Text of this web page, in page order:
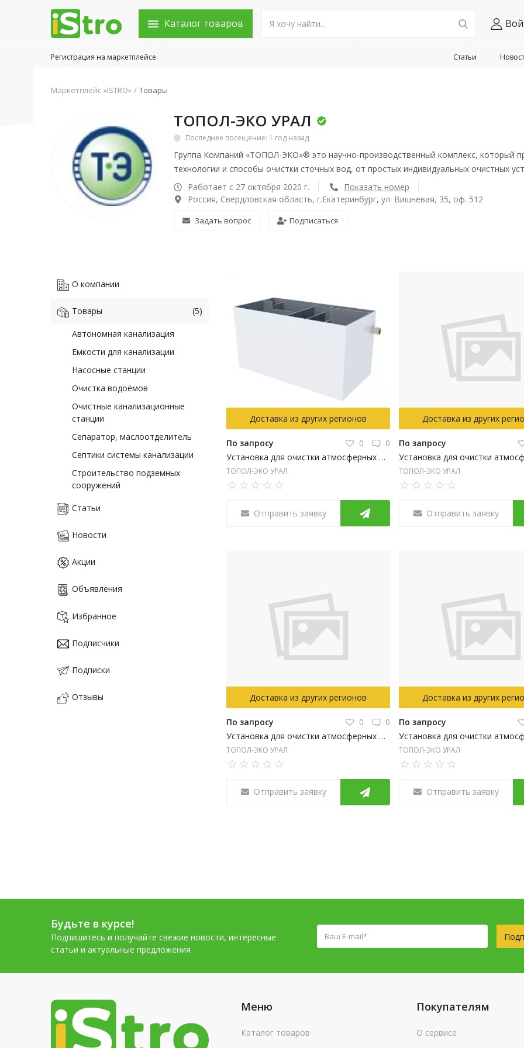
Каталог товаров
Статьи
Регистрация на маркетплейсе
Маркетплейс «ISTRO» Товары
ТОПОЛ-ЭКО УРАЛ
Последнее посещение: 1 год назад
Группа Компаний «ТОПОЛ-ЭКО»® это научно-производственный комплекс, который
технологии и способы очистки сточных вод, от простых индивидуальных очистных
Работает с 27 октября 2020 г.
Показать номер
Россия, Свердловская область, г.Екатеринбург, ул. Вишневая, 35, оф. 512
Задать вопрос Подписаться
О компании
Товары (5)
Автономная канализация
Емкости для канализации
Насосные станции
Очистка водоёмов
Очистные канализационные
станции
Сепаратор, маслоотделитель
Септики системы канализации
Строительство подземных
сооружений
Статьи
Новости
Акции
Объявления
Избранное
Подписчики
Подписки
Отзывы
Доставка из других регионов
По запросу 0
0
Установка для очистки атмосферных и поверхностных сточных вод открытого типа ТОПРЕЙН 4
ТОПОЛ-ЭКО УРАЛ
Отправить заявку
Доставка из других
По запросу
ТОПОЛ-ЭКО УРАЛ
Отправить заявку
Доставка из других регионов
По запросу 0
0
Установка для очистки атмосферных и поверхностных сточных вод открытого типа ТОПРЕЙН 1
ТОПОЛ-ЭКО УРАЛ
Отправить заявку
Доставка из других
По запросу
ТОПОЛ-ЭКО УРАЛ
Отправить заявку
Будьте в курсе!
Подпишитесь и получайте свежие новости, интересные
статьи и актуальные предложения
Меню
Каталог товаров
Покупателям
О сервисе